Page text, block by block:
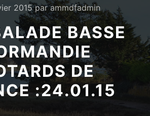
2015parammdfadmin
BASSE
DE
:24.01.15